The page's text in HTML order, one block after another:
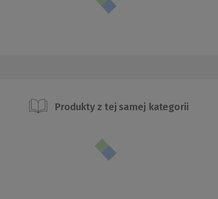
Produkty z tej samej kategorii